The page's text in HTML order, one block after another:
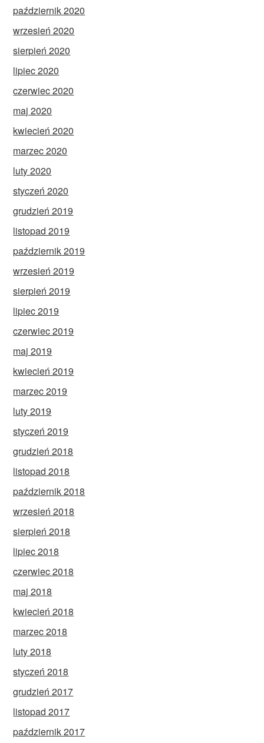
październik 2020
wrzesień 2020
sierpień 2020
lipiec 2020
czerwiec 2020
maj 2020
kwiecień 2020
marzec 2020
luty 2020
styczeń 2020
grudzień 2019
listopad 2019
październik 2019
wrzesień 2019
sierpień 2019
lipiec 2019
czerwiec 2019
maj 2019
kwiecień 2019
marzec 2019
luty 2019
styczeń 2019
grudzień 2018
listopad 2018
październik 2018
wrzesień 2018
sierpień 2018
lipiec 2018
czerwiec 2018
maj 2018
kwiecień 2018
marzec 2018
luty 2018
styczeń 2018
grudzień 2017
listopad 2017
październik 2017